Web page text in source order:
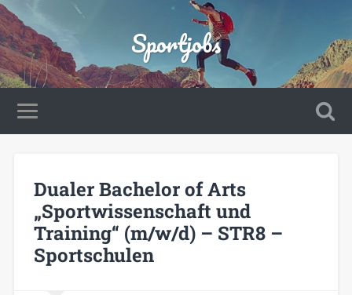
Sportjobs
Dualer Bachelor of Arts
„Sportwissenschaft und
Training“ (m/w/d) – STR8 –
Sportschulen